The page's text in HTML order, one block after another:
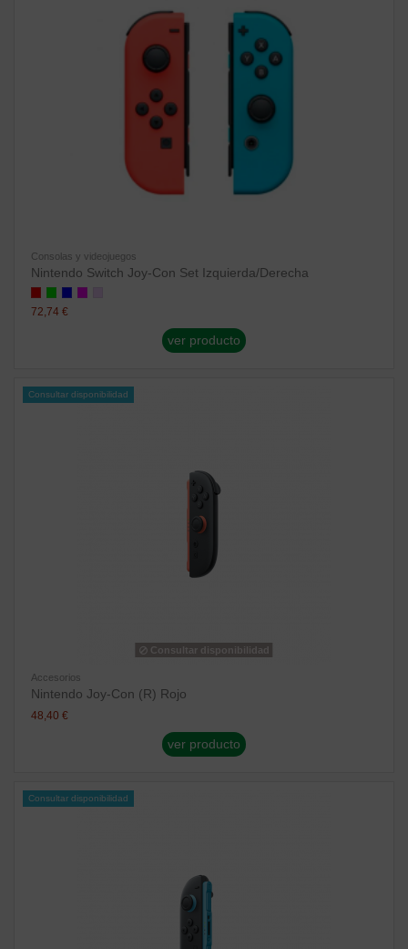
Consolas y videojuegos
Nintendo Switch Joy-Con Set Izquierda/Derecha
72,74 €
ver producto
Consultar disponibilidad
Consultar disponibilidad
Accesorios
Nintendo Joy-Con (R) Rojo
48,40 €
ver producto
Consultar disponibilidad